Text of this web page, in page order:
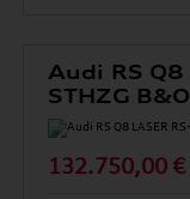
Audi RS Q8
STHZG
132.750,00 €